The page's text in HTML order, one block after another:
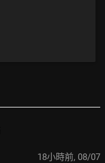
18小時前, 08/07